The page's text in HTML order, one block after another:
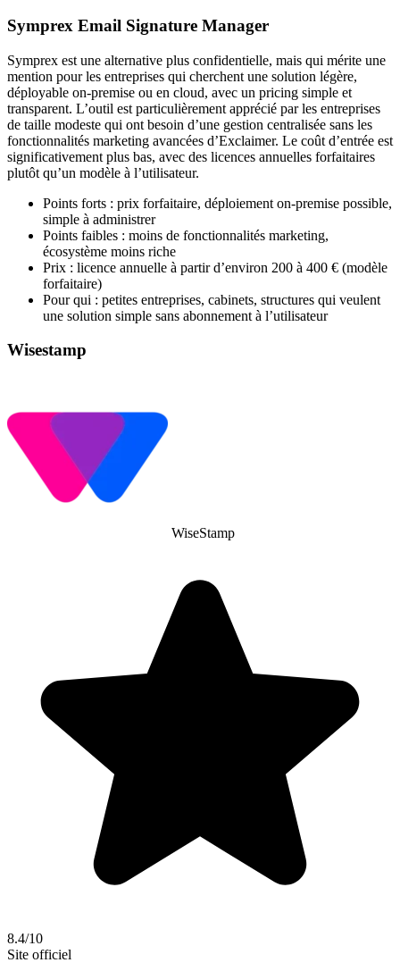
Symprex Email Signature Manager
Symprex est une alternative plus confidentielle, mais qui mérite une
mention pour les entreprises qui cherchent une solution légère,
déployable on-premise ou en cloud, avec un pricing simple et
transparent. L’outil est particulièrement apprécié par les entreprises
de taille modeste qui ont besoin d’une gestion centralisée sans les
fonctionnalités marketing avancées d’Exclaimer. Le coût d’entrée est
significativement plus bas, avec des licences annuelles forfaitaires
plutôt qu’un modèle à l’utilisateur.
Points forts : prix forfaitaire, déploiement on-premise possible,
simple à administrer
Points faibles : moins de fonctionnalités marketing,
écosystème moins riche
Prix : licence annuelle à partir d’environ 200 à 400 € (modèle
forfaitaire)
Pour qui : petites entreprises, cabinets, structures qui veulent
une solution simple sans abonnement à l’utilisateur
Wisestamp
WiseStamp
8.4/10
Site officiel